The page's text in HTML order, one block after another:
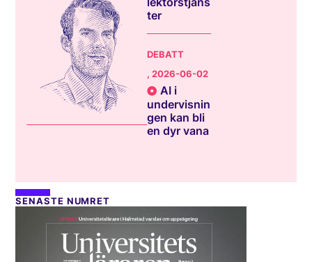
ter
DEBATT
, 2026-06-02
AI i
undervisnin
gen kan bli
en dyr vana
SENASTE NUMRET